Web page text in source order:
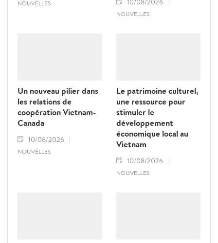
NOUVELLES
NOUVELLES
Un nouveau pilier dans
les relations de
coopération Vietnam-
Canada
10/08/2026
NOUVELLES
Le patrimoine culturel,
une ressource pour
stimuler le
développement
économique local au
Vietnam
10/08/2026
NOUVELLES